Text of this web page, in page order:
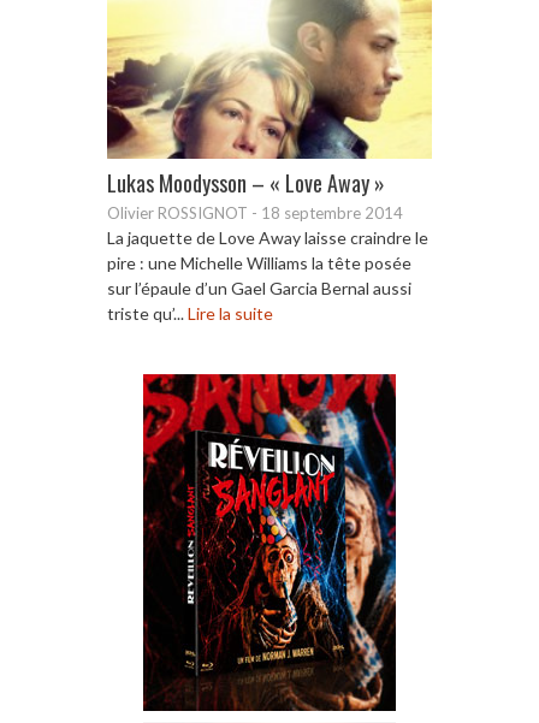
Lukas Moodysson – « Love Away »
Olivier ROSSIGNOT - 18 septembre 2014
La jaquette de Love Away laisse craindre le
pire : une Michelle Williams la tête posée
sur l’épaule d’un Gael Garcia Bernal aussi
triste qu’...Lire la suite